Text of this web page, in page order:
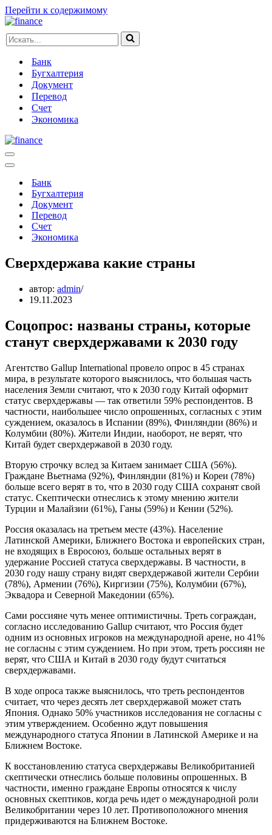
Перейти к содержимому
Искать...
Банк
Бугхалтерия
Документ
Перевод
Счет
Экономика
Меню
навигации
Меню
навигацииБанк
Бугхалтерия
Документ
Перевод
Счет
Экономика
Сверхдержава какие страны
автор: admin
19.11.2023
Соцопрос: названы страны, которые
станут сверхдержавами к 2030 году
Агентство Gallup International провело опрос в 45 странах
мира, в результате которого выяснилось, что большая часть
населения Земли считают, что к 2030 году Китай оформит
статус сверхдержавы — так ответили 59% респондентов. В
частности, наибольшее число опрошенных, согласных с этим
суждением, оказалось в Испании (89%), Финляндии (86%) и
Колумбии (80%). Жители Индии, наоборот, не верят, что
Китай будет сверхдержавой в 2030 году.
Вторую строчку вслед за Китаем занимает США (56%).
Граждане Вьетнама (92%), Финляндии (81%) и Кореи (78%)
больше всего верят в то, что в 2030 году США сохранят свой
статус. Скептически отнеслись к этому мнению жители
Турции и Малайзии (61%), Ганы (59%) и Кении (52%).
Россия оказалась на третьем месте (43%). Население
Латинской Америки, Ближнего Востока и европейских стран,
не входящих в Евросоюз, больше остальных верят в
удержание Россией статуса сверхдержавы. В частности, в
2030 году нашу страну видят сверхдержавой жители Сербии
(78%), Армении (76%), Киргизии (75%), Колумбии (67%),
Эквадора и Северной Македонии (65%).
Сами россияне чуть менее оптимистичны. Треть сограждан,
согласно исследованию Gallup считают, что Россия будет
одним из основных игроков на международной арене, но 41%
не согласны с этим суждением. Но при этом, треть россиян не
верят, что США и Китай в 2030 году будут считаться
сверхдержавами.
В ходе опроса также выяснилось, что треть респондентов
считает, что через десять лет сверхдержавой может стать
Япония. Однако 50% участников исследования не согласны с
этим утверждением. Особенно ждут повышения
международного статуса Японии в Латинской Америке и на
Ближнем Востоке.
К восстановлению статуса сверхдержавы Великобританией
скептически отнеслись больше половины опрошенных. В
частности, именно граждане Европы относятся к числу
основных скептиков, когда речь идет о международной роли
Великобритании через 10 лет. Противоположного мнения
придерживаются на Ближнем Востоке.